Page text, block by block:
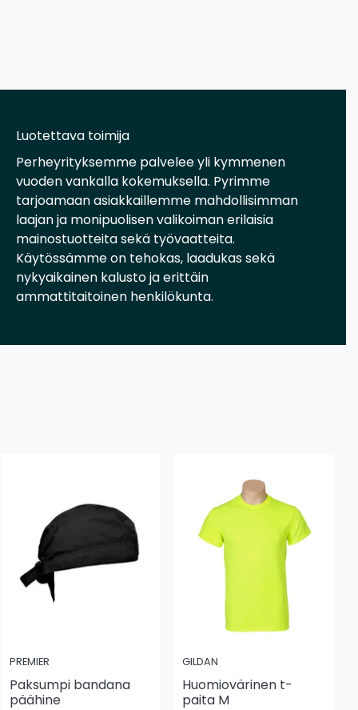
Luotettava toimija
Perheyrityksemme palvelee yli kymmenen
vuoden vankalla kokemuksella. Pyrimme
tarjoamaan asiakkaillemme mahdollisimman
laajan ja monipuolisen valikoiman erilaisia
mainostuotteita sekä työvaatteita.
Käytössämme on tehokas, laadukas sekä
nykyaikainen kalusto ja erittäin
ammattitaitoinen henkilökunta.
PREMIER
Paksumpi bandana
päähine
GILDAN
Huomiovärinen t-
paita M